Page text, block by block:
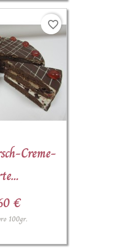
Creme-
€
100gr.
favorite_border